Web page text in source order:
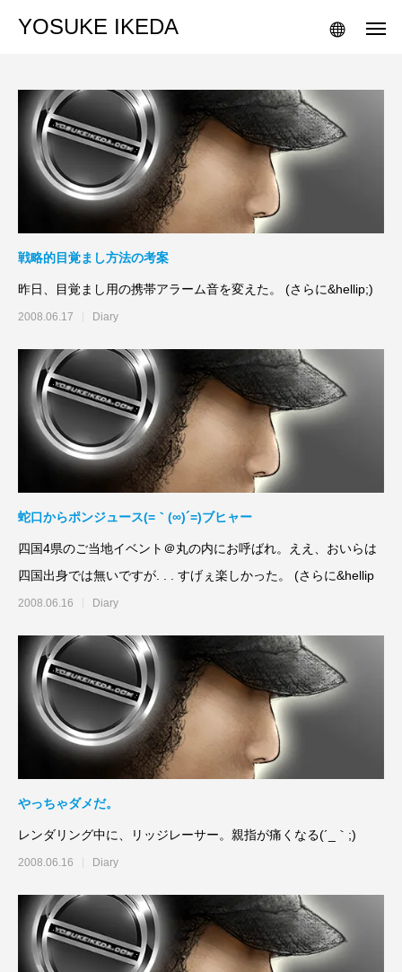
YOSUKE IKEDA
戦略的目覚まし方法の考案
昨日、目覚まし用の携帯アラーム音を変えた。 (さらに&hellip;)
2008.06.17 Diary
蛇口からポンジュース(=｀(∞)´=)ブヒャー
四国4県のご当地イベント＠丸の内にお呼ばれ。ええ、おいらは
四国出身では無いですが. . . すげぇ楽しかった。 (さらに&hellip
2008.06.16 Diary
やっちゃダメだ。
レンダリング中に、リッジレーサー。親指が痛くなる(´_｀;)
2008.06.16 Diary